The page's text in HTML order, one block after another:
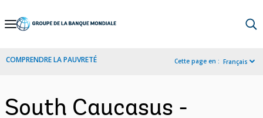
Skip
Navigation
COMPRENDRE LA PAUVRETÉ Cette page en : Français
South Caucasus -